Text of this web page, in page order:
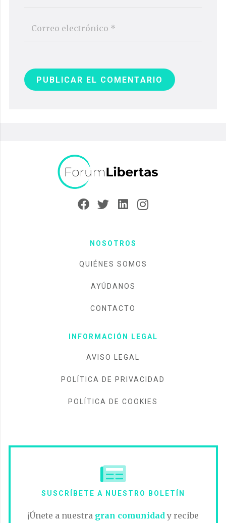
PUBLICAR EL COMENTARIO
NOSOTROS
QUIÉNES SOMOS
AYÚDANOS
CONTACTO
INFORMACIÓN LEGAL
AVISO LEGAL
POLÍTICA DE PRIVACIDAD
POLÍTICA DE COOKIES
SUSCRÍBETE A NUESTRO BOLETÍN
¡Únete a nuestra gran comunidad y recibe